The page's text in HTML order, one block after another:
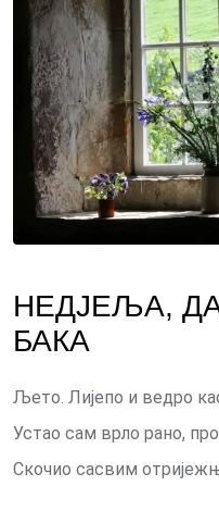
НЕДЈЕЉА,
БАКА
Љето. Лијепо и ведро
Устао сам врло рано,
Скочио сасвим